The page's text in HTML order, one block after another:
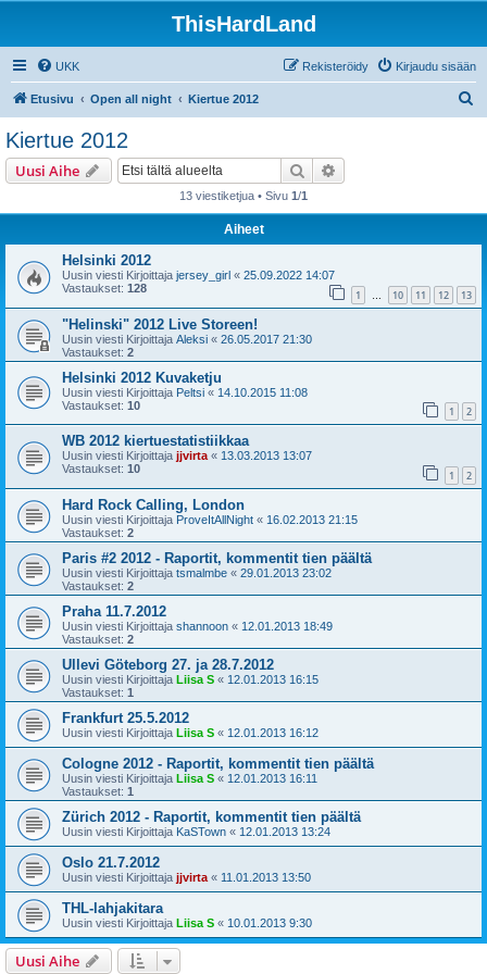
ThisHardLand
UKK Kirjaudu sisään
Rekisteröidy
Etusivu Open all night Kiertue 2012
Kiertue 2012
Uusi Aihe Etsi
13 viestiketjua • Sivu 1/1
Aiheet
Helsinki 2012
Uusin viesti Kirjoittaja jersey_girl « 25.09.2022 14:07
Vastaukset: 128 1 … 10 11 12 13
"Helinski" 2012 Live Storeen!
Uusin viesti Kirjoittaja Aleksi « 26.05.2017 21:30
Vastaukset: 2
Helsinki 2012 Kuvaketju
Uusin viesti Kirjoittaja Peltsi « 14.10.2015 11:08
Vastaukset: 10 1 2
WB 2012 kiertuestatistiikkaa
Uusin viesti Kirjoittaja jjvirta « 13.03.2013 13:07
Vastaukset: 10 1 2
Hard Rock Calling, London
Uusin viesti Kirjoittaja ProveItAllNight « 16.02.2013 21:15
Vastaukset: 2
Paris #2 2012 - Raportit, kommentit tien päältä
Uusin viesti Kirjoittaja tsmalmbe « 29.01.2013 23:02
Vastaukset: 2
Praha 11.7.2012
Uusin viesti Kirjoittaja shannoon « 12.01.2013 18:49
Vastaukset: 2
Ullevi Göteborg 27. ja 28.7.2012
Uusin viesti Kirjoittaja Liisa S « 12.01.2013 16:15
Vastaukset: 1
Frankfurt 25.5.2012
Uusin viesti Kirjoittaja Liisa S « 12.01.2013 16:12
Cologne 2012 - Raportit, kommentit tien päältä
Uusin viesti Kirjoittaja Liisa S « 12.01.2013 16:11
Vastaukset: 1
Zürich 2012 - Raportit, kommentit tien päältä
Uusin viesti Kirjoittaja KaSTown « 12.01.2013 13:24
Oslo 21.7.2012
Uusin viesti Kirjoittaja jjvirta « 11.01.2013 13:50
THL-lahjakitara
Uusin viesti Kirjoittaja Liisa S « 10.01.2013 9:30
Uusi Aihe